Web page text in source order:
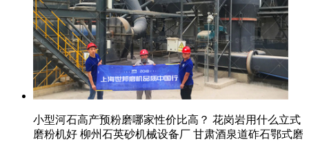
小型河石高产预粉磨哪家性价比高？ 花岗岩用什么立式
磨粉机好 柳州石英砂机械设备厂 甘肃酒泉道砟石鄂式磨